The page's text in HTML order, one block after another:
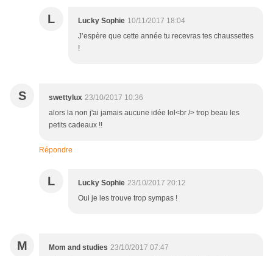
L Lucky Sophie 10/11/2017 18:04
J’espère que cette année tu recevras tes chaussettes
!
S swettylux 23/10/2017 10:36
alors la non j'ai jamais aucune idée lol<br /> trop beau les
petits cadeaux !!
Répondre
L Lucky Sophie 23/10/2017 20:12
Oui je les trouve trop sympas !
M Mom and studies 23/10/2017 07:47